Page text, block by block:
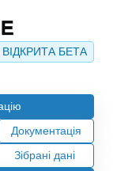
ВІДКРИТА БЕТА
Документація
Зібрані дані